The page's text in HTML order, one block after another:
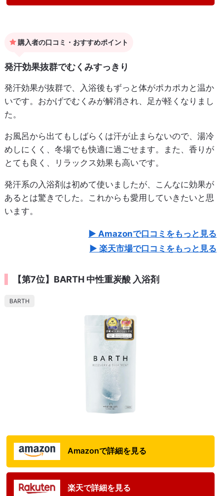
購入者の口コミ・おすすめポイント
発汗効果抜群でむくみすっきり
発汗効果が抜群で、入浴後もずっと体がポカポカと温か
いです。おかげでむくみが解消され、足が軽くなりまし
た。
お風呂から出てもしばらくは汗が止まらないので、湯冷
めしにくく、冬場でも快適に過ごせます。また、香りが
とても良く、リラックス効果も高いです。
発汗系の入浴剤は初めて使いましたが、こんなに効果が
あるとは驚きでした。これからも愛用していきたいと思
います。
Amazonで口コミをもっと見る
楽天市場で口コミをもっと見る
【第7位】BARTH 中性重炭酸 入浴剤
BARTH
Amazonで詳細を見る
楽天で詳細を見る